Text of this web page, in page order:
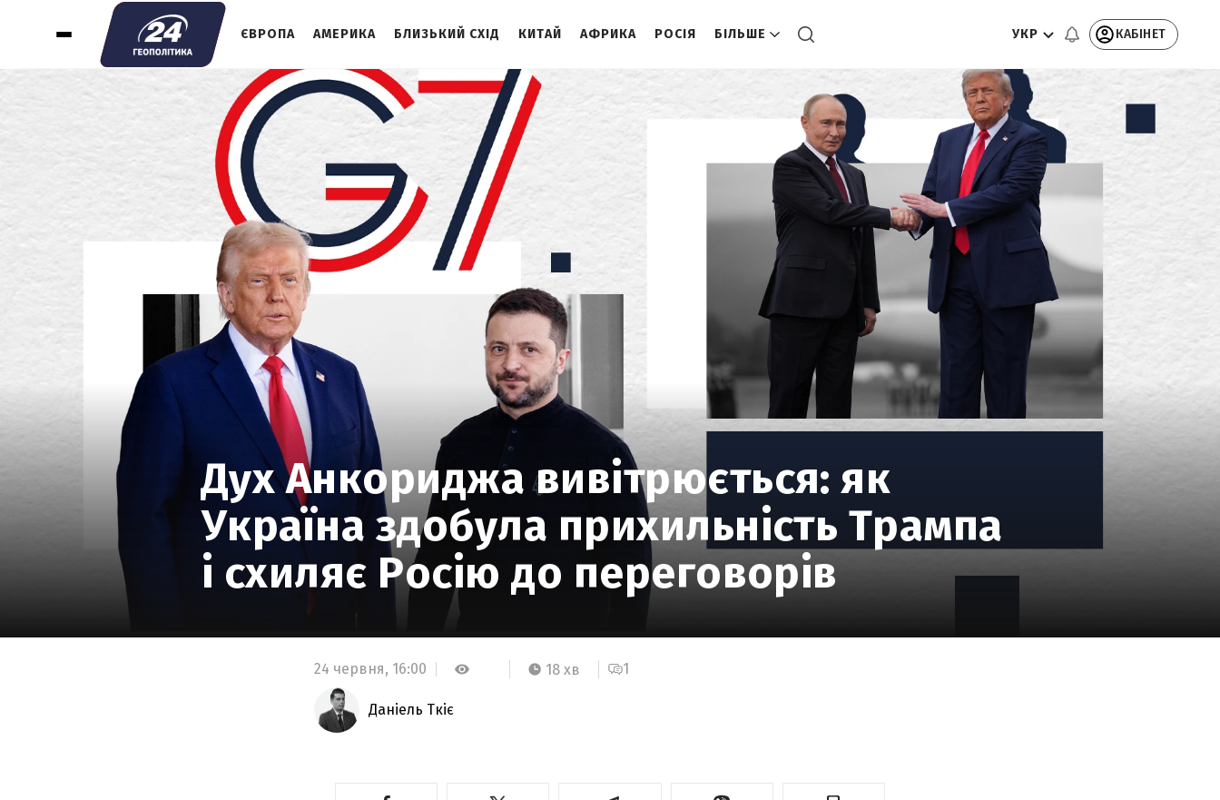
ЄВРОПА АМЕРИКА БЛИЗЬКИЙ СХІД КИТАЙ АФРИКА РОСІЯ БІЛЬШЕ УКР КАБІНЕТ
Дух Анкориджа вивітрюється: як
Україна здобула прихильність Трампа
і схиляє Росію до переговорів
24 червня, 16:00 18 хв 1
Даніель Ткіє
ДИПЛОМАТИЧНИЙ УСПІХ УКРАЇНИ НА
ПОСИЛЮЄТЬСЯ, ПУТІН НЕРВУЄ
У РОСІЯН ЗАКІНЧИЛИСЯ НОВІ ІДЕЇ НА
ФОРТУНА ПОСМІХАЄТЬСЯ СМІЛИВИМ